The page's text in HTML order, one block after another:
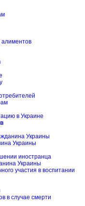
алиментов
в Украине
Украины
Украины
иностранца
Украины
участия в воспитании
в случае смерти